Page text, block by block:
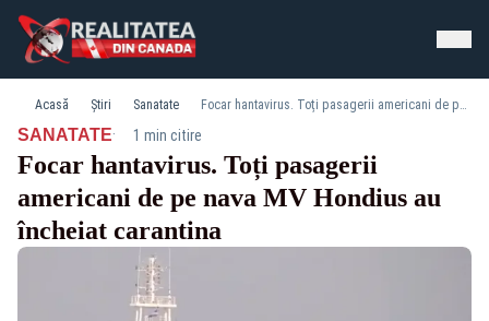
Acasă Știri Sanatate Focar hantavirus. Toți pasagerii americani de pe nava MV Hondius au încheiat carantina
SANATATE· 1 min citire
Focar hantavirus. Toți pasagerii
americani de pe nava MV Hondius au
încheiat carantina